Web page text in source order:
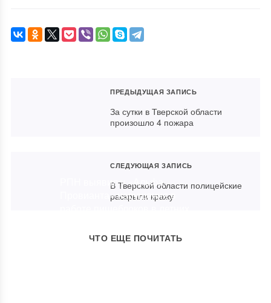
ПРЕДЫДУЩАЯ ЗАПИСЬ
За сутки в Тверской области
произошло 4 пожара
СЛЕДУЮЩАЯ ЗАПИСЬ
В Тверской области полицейские
раскрыли кражу
ЧТО ЕЩЕ ПОЧИТАТЬ
РПН выявил у «Альфа-
Провианта» нарушения в
17.07.2021